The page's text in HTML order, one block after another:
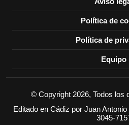
Política de
Política de
Equipo
© Copyright 2026, Todos los
Editado en Cádiz por Juan
3045-